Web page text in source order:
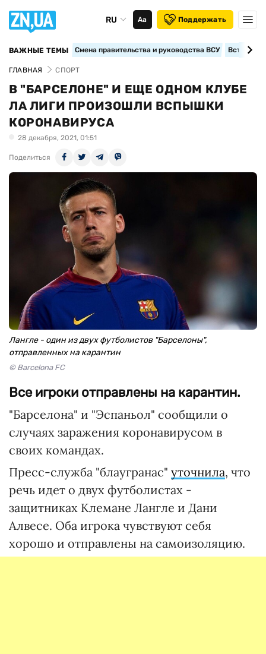
RU Аа Поддержать
ВАЖНЫЕ ТЕМЫ Смена правительства и руководства ВСУ
ГЛАВНАЯ СПОРТ
В "БАРСЕЛОНЕ" И ЕЩЕ ОДНОМ КЛУБЕ
ЛА ЛИГИ ПРОИЗОШЛИ ВСПЫШКИ
КОРОНАВИРУСА
28 декабря, 2021, 01:51
Поделиться
Лангле - один из двух футболистов "Барселоны",
отправленных на карантин
© Barcelona FC
Все игроки отправлены на карантин.
"Барселона" и "Эспаньол" сообщили о
случаях заражения коронавирусом в
своих командах.
Пресс-служба "блаугранас" уточнила, что
речь идет о двух футболистах -
защитниках Клемане Лангле и Дани
Алвесе. Оба игрока чувствуют себя
хорошо и отправлены на самоизоляцию.